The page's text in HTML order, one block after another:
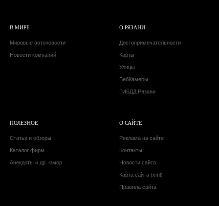
В МИРЕ
Мировые автоновости
Новости компаний
О РЯЗАНИ
Достопримечательности
Карты
Улицы
ВебКамеры
ГИБДД Рязани
ПОЛЕЗНОЕ
Статьи и обзоры
Каталог фирм
Анекдоты и др. юмор
О САЙТЕ
Реклама на сайте
Контакты
Новости сайта
Карта сайта (xml)
Правила сайта